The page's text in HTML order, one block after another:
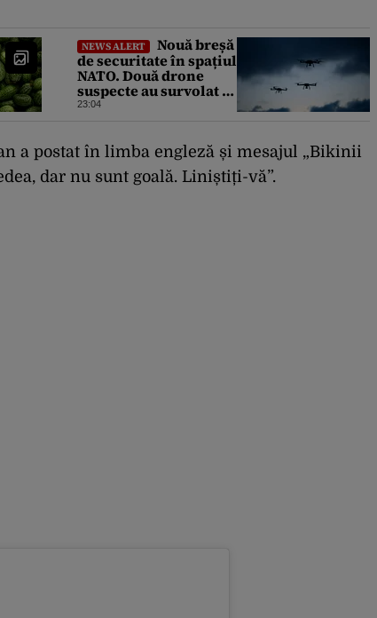
NEWS ALERT
Nouă breșă
de securitate în spațiul
NATO. Două drone
suspecte au survolat o
bază militară din
23:04
a postat în limba engleză și mesajul „Bikinii
dar nu sunt goală. Liniștiți-vă”.